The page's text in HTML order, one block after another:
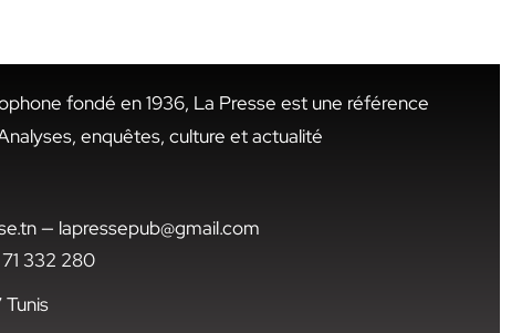
fondé en 1936, La Presse est une référence
enquêtes, culture et actualité
— lapressepub@gmail.com
71 332 280
Tunis